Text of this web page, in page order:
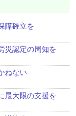
障確立を
災認定の周知を
ねない
最大限の支援を